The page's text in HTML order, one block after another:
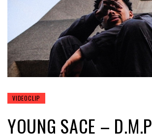
VIDEOCLIP
YOUNG SACE – D.M.P